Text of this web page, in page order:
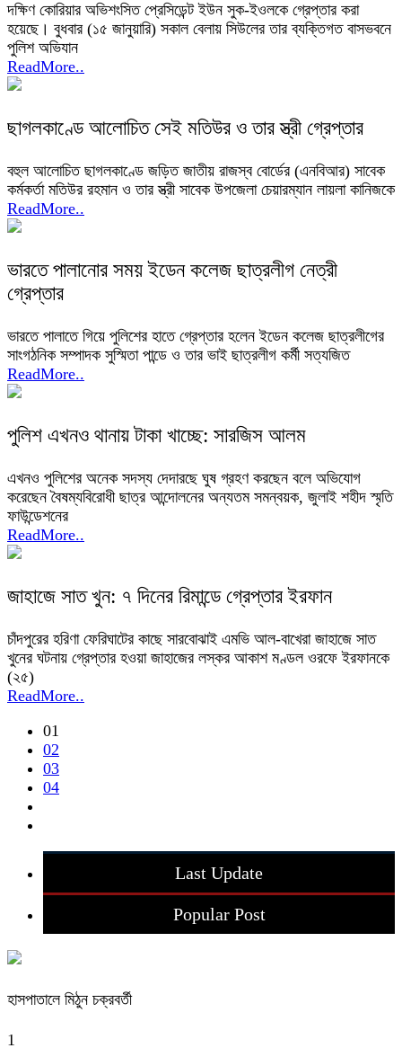
দক্ষিণ কোরিয়ার অভিশংসিত প্রেসিডেন্ট ইউন সুক-ইওলকে গ্রেপ্তার করা
হয়েছে। বুধবার (১৫ জানুয়ারি) সকাল বেলায় সিউলের তার ব্যক্তিগত বাসভবনে
পুলিশ অভিযান
ReadMore..
ছাগলকাণ্ডে আলোচিত সেই মতিউর ও তার স্ত্রী গ্রেপ্তার
বহুল আলোচিত ছাগলকাণ্ডে জড়িত জাতীয় রাজস্ব বোর্ডের (এনবিআর) সাবেক
কর্মকর্তা মতিউর রহমান ও তার স্ত্রী সাবেক উপজেলা চেয়ারম্যান লায়লা কানিজকে
ReadMore..
ভারতে পালানোর সময় ইডেন কলেজ ছাত্রলীগ নেত্রী
গ্রেপ্তার
ভারতে পালাতে গিয়ে পুলিশের হাতে গ্রেপ্তার হলেন ইডেন কলেজ ছাত্রলীগের
সাংগঠনিক সম্পাদক সুস্মিতা পান্ডে ও তার ভাই ছাত্রলীগ কর্মী সত্যজিত
ReadMore..
পুলিশ এখনও থানায় টাকা খাচ্ছে: সারজিস আলম
এখনও পুলিশের অনেক সদস্য দেদারছে ঘুষ গ্রহণ করছেন বলে অভিযোগ
করেছেন বৈষম্যবিরোধী ছাত্র আন্দোলনের অন্যতম সমন্বয়ক, জুলাই শহীদ স্মৃতি
ফাউন্ডেশনের
ReadMore..
জাহাজে সাত খুন: ৭ দিনের রিমান্ডে গ্রেপ্তার ইরফান
চাঁদপুরের হরিণা ফেরিঘাটের কাছে সারবোঝাই এমভি আল-বাখেরা জাহাজে সাত
খুনের ঘটনায় গ্রেপ্তার হওয়া জাহাজের লস্কর আকাশ মণ্ডল ওরফে ইরফানকে
(২৫)
ReadMore..
01
02
03
04
Last Update
Popular Post
হাসপাতালে মিঠুন চক্রবর্তী
1